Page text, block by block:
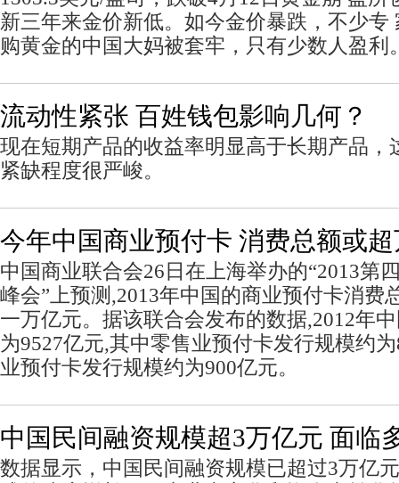
新三年来金价新低。如今金价暴跌，不少专
购黄金的中国大妈被套牢，只有少数人盈利
流动性紧张 百姓钱包影响几何？
现在短期产品的收益率明显高于长期产品，
紧缺程度很严峻。
今年中国商业预付卡 消费总额或
中国商业联合会26日在上海举办的“2013第
峰会”上预测,2013年中国的商业预付卡消费
一万亿元。据该联合会发布的数据,2012年
为9527亿元,其中零售业预付卡发行规模约
业预付卡发行规模约为900亿元。
中国民间融资规模超3万亿元 面临
数据显示，中国民间融资规模已超过3万亿